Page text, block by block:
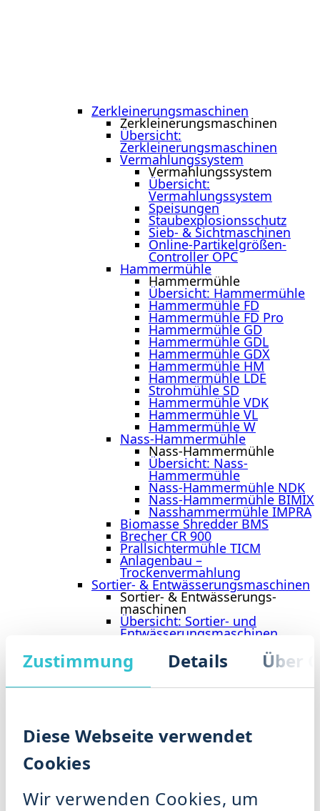
Zustimmung Details Über
Diese Webseite verwendet
Cookies
Wir verwenden Cookies, um
Zerkleinerungs­maschinen
Zerkleinerungs­maschinen
Übersicht:
Zerkleinerungsmaschinen
Vermahlungssystem
Vermahlungssystem
Übersicht:
Vermahlungssystem
Speisungen
Staubexplosionsschutz
Sieb- & Sichtmaschinen
Online-Partikelgrößen-
Controller OPC
Hammermühle
Hammermühle
Übersicht: Hammermühle
Hammermühle FD
Hammermühle FD Pro
Hammermühle GD
Hammermühle GDL
Hammermühle GDX
Hammermühle HM
Hammermühle LDE
Strohmühle SD
Hammermühle VDK
Hammermühle VL
Hammermühle W
Nass-Hammermühle
Nass-Hammermühle
Übersicht: Nass-
Hammermühle
Nass-Hammermühle NDK
Nass-Hammermühle BIMIX
Nasshammermühle IMPRA
Biomasse Shredder BMS
Brecher CR 900
Prallsichtermühle TICM
Anlagenbau –
Trockenvermahlung
Sortier- & Entwässerungs­maschinen
Sortier- & Entwässerungs­
maschinen
Übersicht: Sortier- und
Entwässerungsmaschinen
BioRefiner BRF
Pressschnecke PRS
Unser Service
Unser Service begleitet Sie über den
Modernisierung und
Prozessoptimierung, damit Ihre